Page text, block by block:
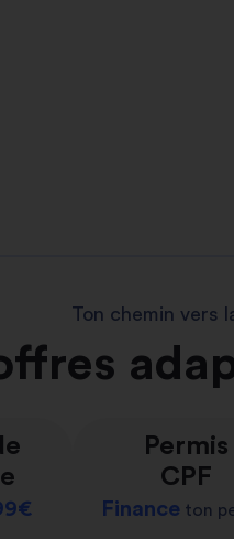
Ton chemin vers
Permis
CPF
Financeton